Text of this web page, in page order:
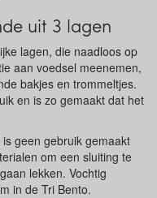
uit 3 lagen
lagen, die naadloos op
aan voedsel meenemen,
bakjes en trommeltjes.
en is zo gemaakt dat het
geen gebruik gemaakt
om een sluiting te
lekken. Vochtig
in de Tri Bento.